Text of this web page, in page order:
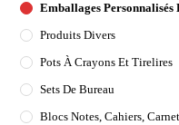
Emballages
Produits Divers
Pots À Crayons Et Tirelires
Sets De Bureau
Blocs Notes, Cahiers,